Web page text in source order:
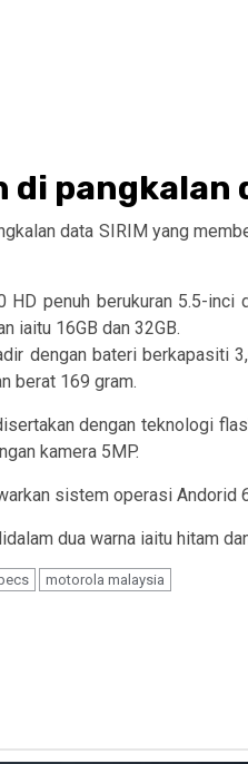
pangkalan
data SIRIM yang
penuh berukuran 5.5-
iaitu 16GB dan 32GB.
dengan bateri berkapasiti
berat 169 gram.
dengan teknologi
kamera 5MP.
sistem operasi Andorid
dua warna iaitu hitam
motorola malaysia